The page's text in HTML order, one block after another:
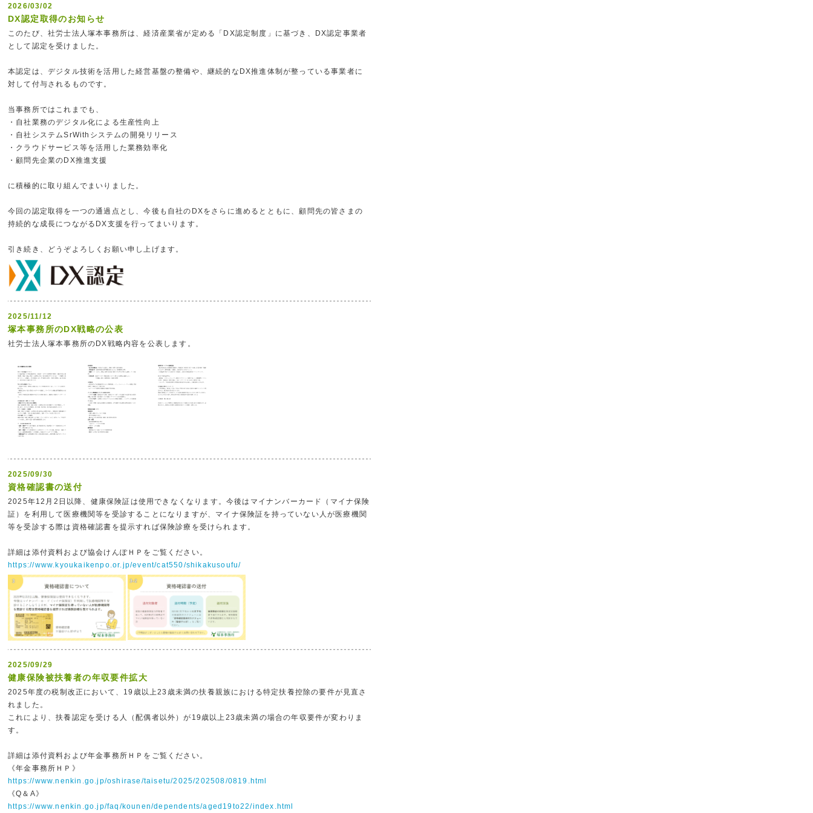
2026/03/02
DX認定取得のお知らせ
このたび、社労士法人塚本事務所は、経済産業省が定める「DX認定制度」に基づき、DX認定事業者
として認定を受けました。
本認定は、デジタル技術を活用した経営基盤の整備や、継続的なDX推進体制が整っている事業者に
対して付与されるものです。
当事務所ではこれまでも、
・自社業務のデジタル化による生産性向上
・自社システムSrWithシステムの開発リリース
・クラウドサービス等を活用した業務効率化
・顧問先企業のDX推進支援
に積極的に取り組んでまいりました。
今回の認定取得を一つの通過点とし、今後も自社のDXをさらに進めるとともに、顧問先の皆さまの
持続的な成長につながるDX支援を行ってまいります。
引き続き、どうぞよろしくお願い申し上げます。
2025/11/12
塚本事務所のDX戦略の公表
社労士法人塚本事務所のDX戦略内容を公表します。
2025/09/30
資格確認書の送付
2025年12月2日以降、健康保険証は使用できなくなります。今後はマイナンバーカード（マイナ保険
証）を利用して医療機関等を受診することになりますが、マイナ保険証を持っていない人が医療機関
等を受診する際は資格確認書を提示すれば保険診療を受けられます。
詳細は添付資料および協会けんぽＨＰをご覧ください。
https://www.kyoukaikenpo.or.jp/event/cat550/shikakusoufu/
2025/09/29
健康保険被扶養者の年収要件拡大
2025年度の税制改正において、19歳以上23歳未満の扶養親族における特定扶養控除の要件が見直さ
れました。
これにより、扶養認定を受ける人（配偶者以外）が19歳以上23歳未満の場合の年収要件が変わりま
す。
詳細は添付資料および年金事務所ＨＰをご覧ください。
《年金事務所ＨＰ》
https://www.nenkin.go.jp/oshirase/taisetu/2025/202508/0819.html
《Q＆A》
https://www.nenkin.go.jp/faq/kounen/dependents/aged19to22/index.html